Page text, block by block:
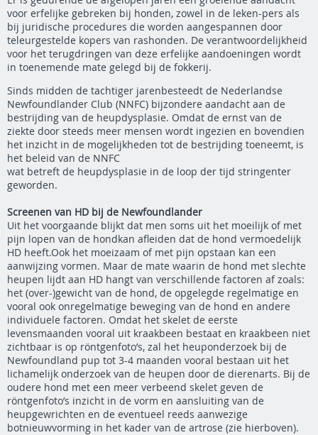
voor erfelijke gebreken bij honden, zowel in de leken-pers als
bij juridische procedures die worden aangespannen door
teleurgestelde kopers van rashonden. De verantwoordelijkheid
voor het terugdringen van deze erfelijke aandoeningen wordt
in toenemende mate gelegd bij de fokkerij.
Sinds midden de tachtiger jarenbesteedt de Nederlandse
Newfoundlander Club (NNFC) bijzondere aandacht aan de
bestrijding van de heupdysplasie. Omdat de ernst van de
ziekte door steeds meer mensen wordt ingezien en bovendien
het inzicht in de mogelijkheden tot de bestrijding toeneemt, is
het beleid van de NNFC
wat betreft de heupdysplasie in de loop der tijd stringenter
geworden.
Screenen van HD bij de Newfoundlander
Uit het voorgaande blijkt dat men soms uit het moeilijk of met
pijn lopen van de hondkan afleiden dat de hond vermoedelijk
HD heeft.Ook het moeizaam of met pijn opstaan kan een
aanwijzing vormen. Maar de mate waarin de hond met slechte
heupen lijdt aan HD hangt van verschillende factoren af zoals:
het (over-)gewicht van de hond, de opgelegde regelmatige en
vooral ook onregelmatige beweging van de hond en andere
individuele factoren. Omdat het skelet de eerste
levensmaanden vooral uit kraakbeen bestaat en kraakbeen niet
zichtbaar is op röntgenfoto’s, zal het heuponderzoek bij de
Newfoundland pup tot 3-4 maanden vooral bestaan uit het
lichamelijk onderzoek van de heupen door de dierenarts. Bij de
oudere hond met een meer verbeend skelet geven de
röntgenfoto’s inzicht in de vorm en aansluiting van de
heupgewrichten en de eventueel reeds aanwezige
botnieuwvorming in het kader van de artrose (zie hierboven).